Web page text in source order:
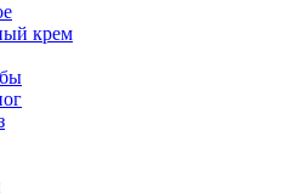
крем